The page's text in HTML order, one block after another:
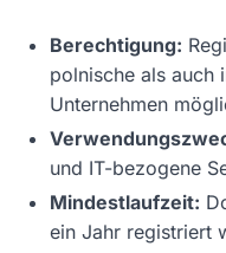
Berechtigung:
polnische als auch
Unternehmen
und IT-bezogene
Mindestlaufzeit:
ein Jahr registriert